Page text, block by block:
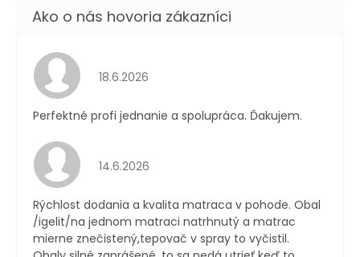
Hodnotenie obchodu je 5 z 5 hviezdičiek.
18.6.2026
Perfektné profi jednanie a spolupráca. Ďakujem.
Hodnotenie obchodu je 4 z 5 hviezdičiek.
14.6.2026
Rýchlost dodania a kvalita matraca v pohode. Obal
/igelit/na jednom matraci natrhnutý a matrac
mierne znečistený,tepovač v spray to vyčistil.